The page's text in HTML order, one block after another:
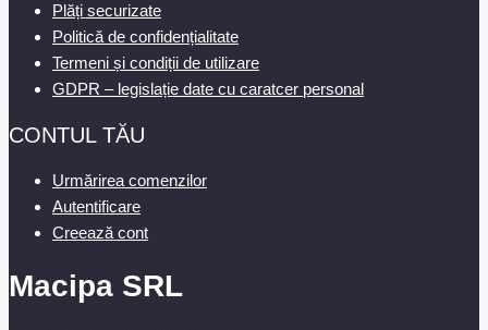
Plăți securizate
Politică de confidențialitate
Termeni și condiții de utilizare
GDPR – legislație date cu caratcer personal
CONTUL TĂU
Urmărirea comenzilor
Autentificare
Creează cont
Macipa SRL